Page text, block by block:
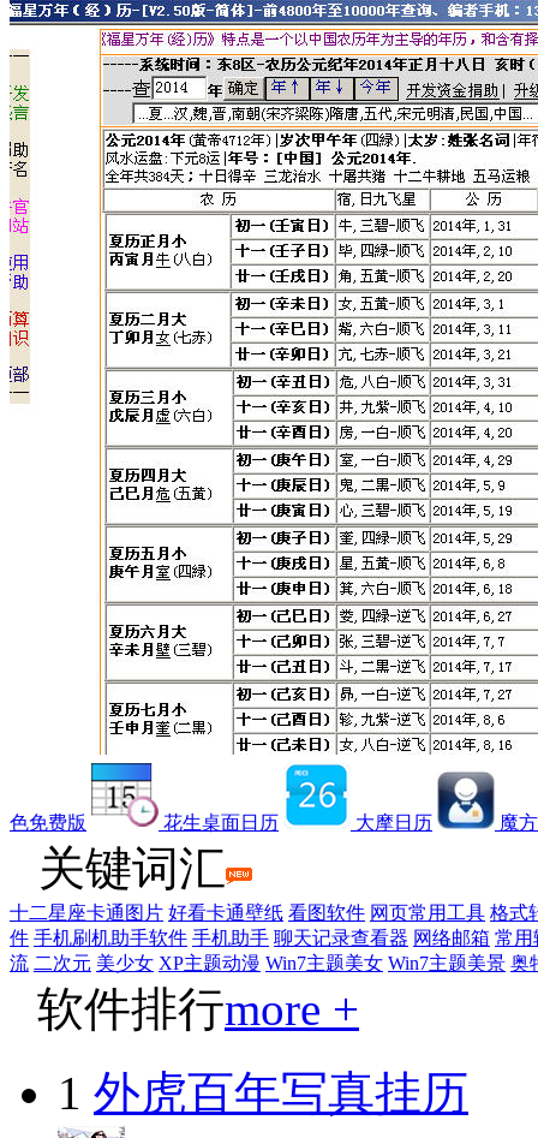
色免费版 花生桌面日历 大摩日历 魔
关键词汇
十二星座卡通图片 好看卡通壁纸 看图软件 网页常用工具 格式
件 手机刷机助手软件 手机助手 聊天记录查看器 网络邮箱 常用
流 二次元 美少女 XP主题动漫 Win7主题美女 Win7主题美景 奥
软件排行more +
1 外虎百年写真挂历